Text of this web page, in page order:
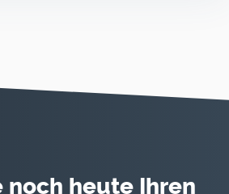
noch heute Ihren